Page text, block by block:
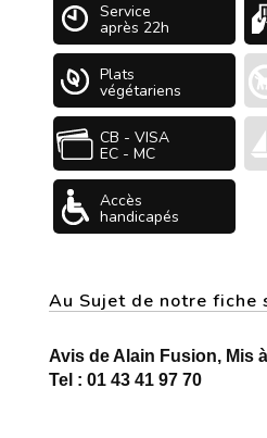
Service
après 22h
Plats
végétariens
CB - VISA
EC - MC
Accès
handicapés
Au Sujet de notre fiche
Avis de Alain Fusion, Mis
Tel : 01 43 41 97 70